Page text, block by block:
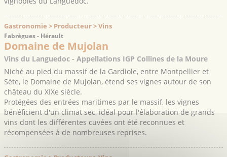
Gastronomie > Producteur > Vins
Fabrègues - Hérault
Domaine de Mujolan
Vins du Languedoc - Appellations IGP Collines de la Moure
Niché au pied du massif de la Gardiole, entre Montpellier et
Sète, le Domaine de Mujolan, étend ses vignes autour de son
château du XIXe siècle.
Protégées des entrées maritimes par le massif, les vignes
bénéficient d'un climat sec, idéal pour l'élaboration de grands
vins dont les différentes cuvées ont été reconnues et
récompensées à de nombreuses reprises.